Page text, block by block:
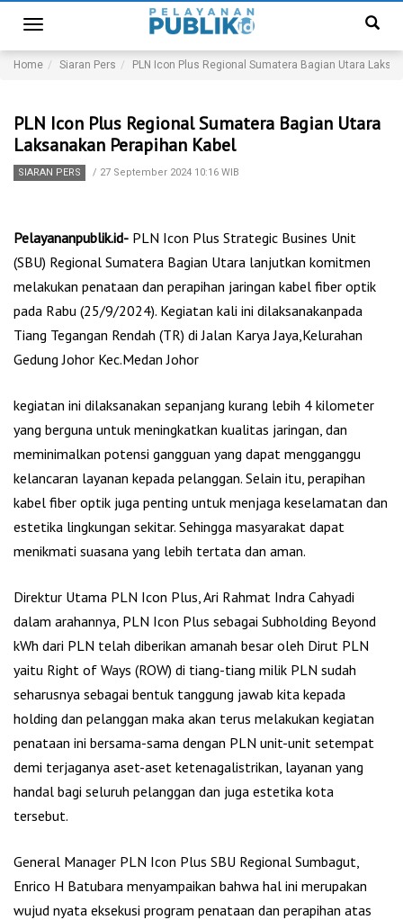
Toggle
navigation
Home Siaran Pers PLN Icon Plus Regional Sumatera Bagian Utara
PLN Icon Plus Regional Sumatera Bagian Utara
Laksanakan Perapihan Kabel
SIARAN PERS / 27 September 2024 10:16 WIB
Pelayananpublik.id- PLN Icon Plus Strategic Busines Unit
(SBU) Regional Sumatera Bagian Utara lanjutkan komitmen
melakukan penataan dan perapihan jaringan kabel fiber optik
pada Rabu (25/9/2024). Kegiatan kali ini dilaksanakanpada
Tiang Tegangan Rendah (TR) di Jalan Karya Jaya,Kelurahan
Gedung Johor Kec.Medan Johor
kegiatan ini dilaksanakan sepanjang kurang lebih 4 kilometer
yang berguna untuk meningkatkan kualitas jaringan, dan
meminimalkan potensi gangguan yang dapat mengganggu
kelancaran layanan kepada pelanggan. Selain itu, perapihan
kabel fiber optik juga penting untuk menjaga keselamatan dan
estetika lingkungan sekitar. Sehingga masyarakat dapat
menikmati suasana yang lebih tertata dan aman.
Direktur Utama PLN Icon Plus, Ari Rahmat Indra Cahyadi
dalam arahannya, PLN Icon Plus sebagai Subholding Beyond
kWh dari PLN telah diberikan amanah besar oleh Dirut PLN
yaitu Right of Ways (ROW) di tiang-tiang milik PLN sudah
seharusnya sebagai bentuk tanggung jawab kita kepada
holding dan pelanggan maka akan terus melakukan kegiatan
penataan ini bersama-sama dengan PLN unit-unit setempat
demi terjaganya aset-aset ketenagalistrikan, layanan yang
handal bagi seluruh pelanggan dan juga estetika kota
tersebut.
General Manager PLN Icon Plus SBU Regional Sumbagut,
Enrico H Batubara menyampaikan bahwa hal ini merupakan
wujud nyata eksekusi program penataan dan perapihan atas